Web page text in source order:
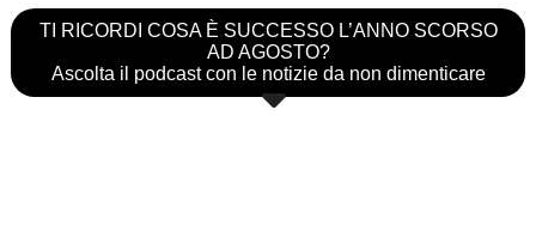
TI RICORDI COSA È SUCCESSO L’ANNO SCORSO
AD AGOSTO?
Ascolta il podcast con le notizie da non dimenticare